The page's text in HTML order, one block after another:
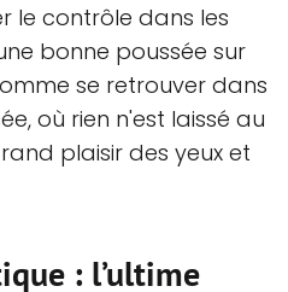
le contrôle dans les
bonne poussée sur
se retrouver dans
où rien n'est laissé au
plaisir des yeux et
: l’ultime